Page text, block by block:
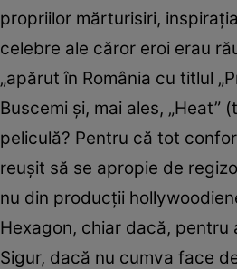
propriilor mărturisiri,
celebre ale căror eroi erau
„apărut în România cu titlul
Buscemi și, mai ales, „Heat”
peliculă? Pentru că tot
reușit să se apropie de
nu din producții
Hexagon, chiar dacă,
Sigur, dacă nu cumva face